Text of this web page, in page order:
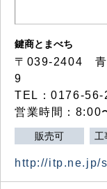
鍵商とまべち
〒039-2404 青
9
TEL：0176-
営業時間：8:00
販売可 工
http://itp.ne.jp/